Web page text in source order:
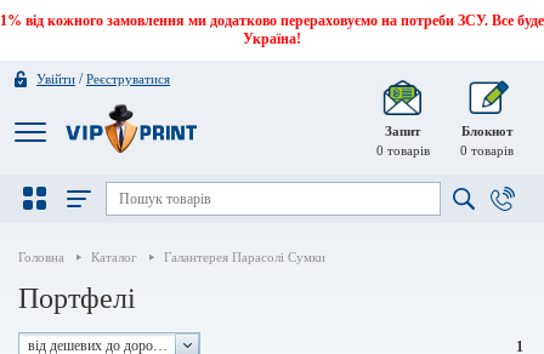
1% від кожного замовлення ми додатково перераховуємо на потреби ЗСУ. Все буде
Україна!
Увійти /Реєструватися
Запит
0 товарів
Блокнот
0 товарів
Головна Каталог Галантерея Парасолі Сумки
Портфелі
від дешевих до дорогих 1